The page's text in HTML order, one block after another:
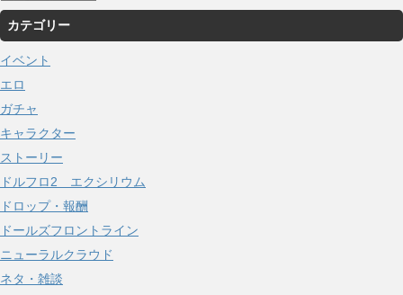
ー
カ
イ
ブ
カテゴリー
イベント
エロ
ガチャ
キャラクター
ストーリー
ドルフロ2 エクシリウム
ドロップ・報酬
ドールズフロントライン
ニューラルクラウド
ネタ・雑談